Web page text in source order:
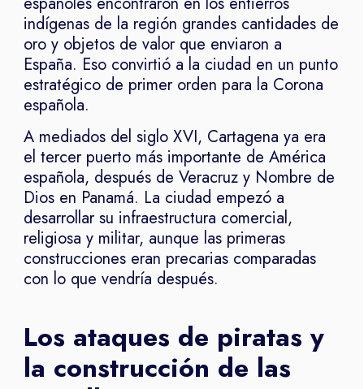
indígenas de la región grandes cantidades de
oro y objetos de valor que enviaron a
España. Eso convirtió a la ciudad en un punto
estratégico de primer orden para la Corona
española.
A mediados del siglo XVI, Cartagena ya era
el tercer puerto más importante de América
española, después de Veracruz y Nombre de
Dios en Panamá. La ciudad empezó a
desarrollar su infraestructura comercial,
religiosa y militar, aunque las primeras
construcciones eran precarias comparadas
con lo que vendría después.
Los ataques de piratas y
la construcción de las